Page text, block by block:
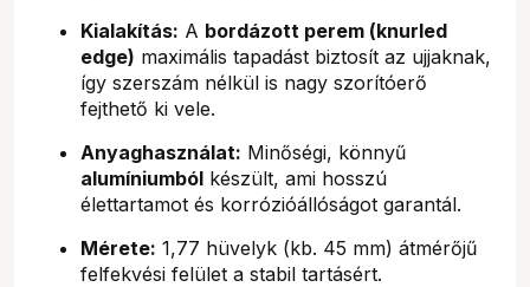
Kialakítás: A bordázott perem (knurled
edge) maximális tapadást biztosít az ujjaknak,
így szerszám nélkül is nagy szorítóerő
fejthető ki vele.
Anyaghasználat: Minőségi, könnyű
alumíniumból készült, ami hosszú
élettartamot és korrózióállóságot garantál.
Mérete: 1,77 hüvelyk (kb. 45 mm) átmérőjű
felfekvési felület a stabil tartásért.